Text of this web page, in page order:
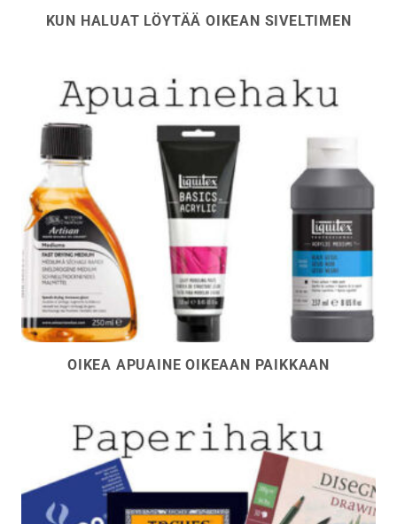
KUN HALUAT LÖYTÄÄ OIKEAN SIVELTIMEN
OIKEA APUAINE OIKEAAN PAIKKAAN